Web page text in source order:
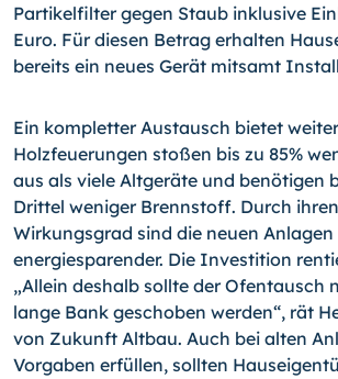
Partikelfilter gegen Staub inklusive
Euro. Für diesen Betrag erhalten
bereits ein neues Gerät mitsamt
Ein kompletter Austausch bietet
Holzfeuerungen stoßen bis zu 85%
aus als viele Altgeräte und benötigen
Drittel weniger Brennstoff. Durch
Wirkungsgrad sind die neuen Anlagen
energiesparender. Die Investition
„Allein deshalb sollte der Ofentausch
lange Bank geschoben werden“, rät
von Zukunft Altbau. Auch bei alten
Vorgaben erfüllen, sollten